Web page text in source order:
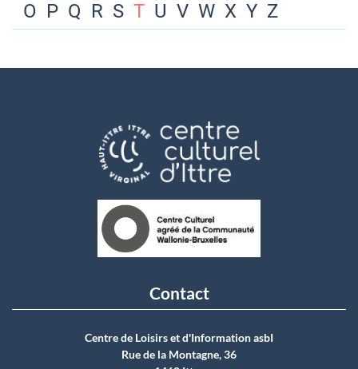
O P Q R S T U V W X Y Z
Contact
Centre de Loisirs et d'Information asbI
Rue de la Montagne, 36